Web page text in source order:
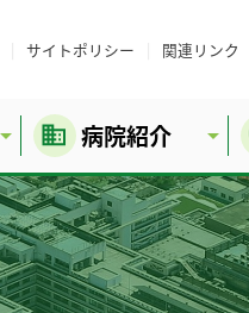
サイトポリシー 関連リンク
病院紹介